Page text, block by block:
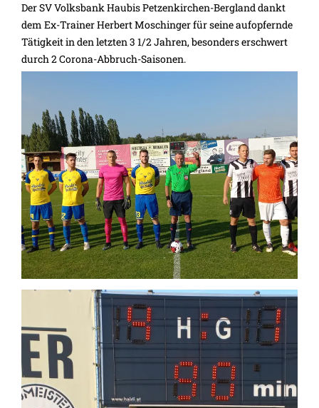
Der SV Volksbank Haubis Petzenkirchen-Bergland dankt
dem Ex-Trainer Herbert Moschinger für seine aufopfernde
Tätigkeit in den letzten 3 1/2 Jahren, besonders erschwert
durch 2 Corona-Abbruch-Saisonen.